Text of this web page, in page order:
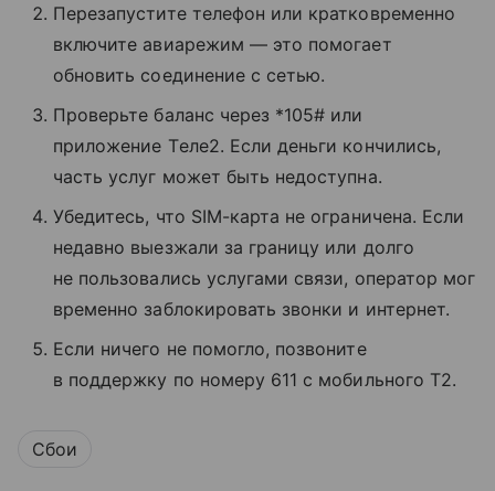
Перезапустите телефон или кратковременно
включите авиарежим — это помогает
обновить соединение с сетью.
Проверьте баланс через *105# или
приложение Tеле2. Если деньги кончились,
часть услуг может быть недоступна.
Убедитесь, что SIM-карта не ограничена. Если
недавно выезжали за границу или долго
не пользовались услугами связи, оператор мог
временно заблокировать звонки и интернет.
Если ничего не помогло, позвоните
в поддержку по номеру 611 с мобильного T2.
Сбои